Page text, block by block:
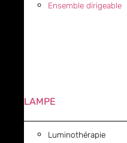
Ensemble dirigeable
LAMPE
Luminothérapie